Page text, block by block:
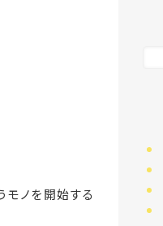
モノを開始する